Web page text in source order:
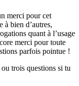
merci pour cet
à bien d’autres,
quant à l’usage
merci pour toute
parfois pointue !
trois questions si tu